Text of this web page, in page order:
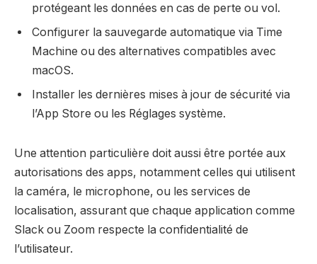
protégeant les données en cas de perte ou vol.
Configurer la sauvegarde automatique via Time
Machine ou des alternatives compatibles avec
macOS.
Installer les dernières mises à jour de sécurité via
l’App Store ou les Réglages système.
Une attention particulière doit aussi être portée aux
autorisations des apps, notamment celles qui utilisent
la caméra, le microphone, ou les services de
localisation, assurant que chaque application comme
Slack ou Zoom respecte la confidentialité de
l’utilisateur.